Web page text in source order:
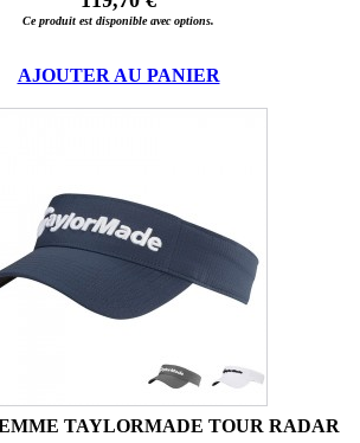
Ce produit est disponible avec options.
AJOUTER AU PANIER
TAYLORMADE TOUR RADAR